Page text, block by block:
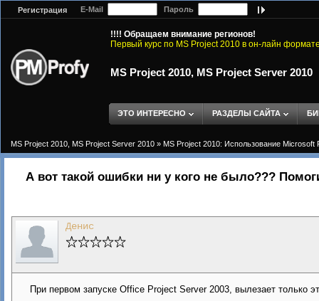
Регистрация E-Mail Пароль
!!!! Обращаем внимание регионов!
Первый курс по MS Project 2010 в он-лайн
MS Project 2010, MS Project Server 2010
ЭТО ИНТЕРЕСНО РАЗДЕЛЫ САЙТА
MS Project 2010, MS Project Server 2010 » MS Project 2010: Использование Microsoft
А вот такой ошибки ни у кого не было???
Денис
При первом запуске Office Project Server 2003, вылезает только